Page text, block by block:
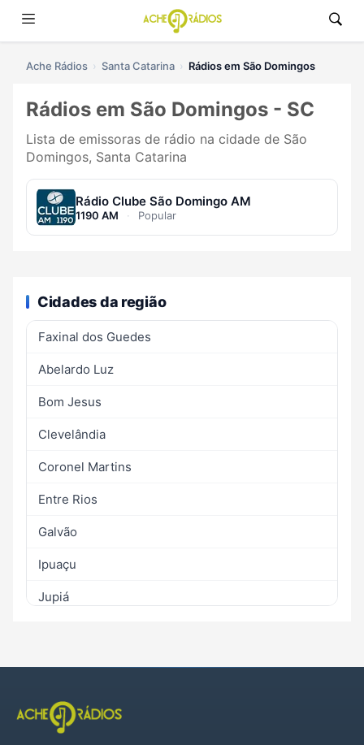
Ache Rádios Santa Catarina Rádios em São Domingos
Rádios em São Domingos - SC
Lista de emissoras de rádio na cidade de São
Domingos, Santa Catarina
Rádio Clube São Domingo AM
1190 AM · Popular
Cidades da região
Faxinal dos Guedes
Abelardo Luz
Bom Jesus
Clevelândia
Coronel Martins
Entre Rios
Galvão
Ipuaçu
Jupiá
Ouro Verde